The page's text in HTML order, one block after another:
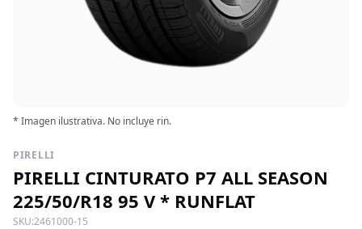
* Imagen ilustrativa. No incluye rin.
PIRELLI
PIRELLI CINTURATO P7 ALL SEASON
225/50/R18 95 V * RUNFLAT
SKU:2461000-15